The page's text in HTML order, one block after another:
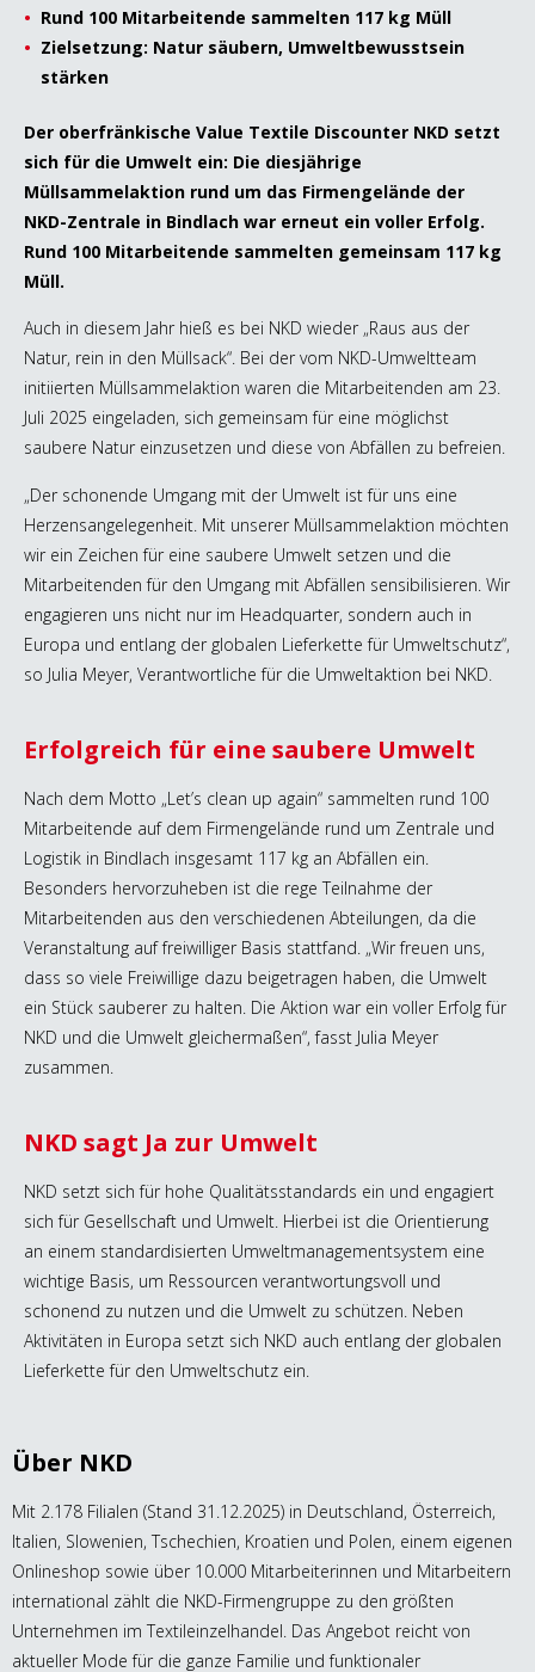
Rund 100 Mitarbeitende sammelten 117 kg Müll
Zielsetzung: Natur säubern, Umweltbewusstsein
stärken
Der oberfränkische Value Textile Discounter NKD setzt
sich für die Umwelt ein: Die diesjährige
Müllsammelaktion rund um das Firmengelände der
NKD-Zentrale in Bindlach war erneut ein voller Erfolg.
Rund 100 Mitarbeitende sammelten gemeinsam 117 kg
Müll.
Auch in diesem Jahr hieß es bei NKD wieder „Raus aus der
Natur, rein in den Müllsack“. Bei der vom NKD-Umweltteam
initiierten Müllsammelaktion waren die Mitarbeitenden am 23.
Juli 2025 eingeladen, sich gemeinsam für eine möglichst
saubere Natur einzusetzen und diese von Abfällen zu befreien.
„Der schonende Umgang mit der Umwelt ist für uns eine
Herzensangelegenheit. Mit unserer Müllsammelaktion möchten
wir ein Zeichen für eine saubere Umwelt setzen und die
Mitarbeitenden für den Umgang mit Abfällen sensibilisieren. Wir
engagieren uns nicht nur im Headquarter, sondern auch in
Europa und entlang der globalen Lieferkette für Umweltschutz“,
so Julia Meyer, Verantwortliche für die Umweltaktion bei NKD.
Erfolgreich für eine saubere Umwelt
Nach dem Motto „Let’s clean up again“ sammelten rund 100
Mitarbeitende auf dem Firmengelände rund um Zentrale und
Logistik in Bindlach insgesamt 117 kg an Abfällen ein.
Besonders hervorzuheben ist die rege Teilnahme der
Mitarbeitenden aus den verschiedenen Abteilungen, da die
Veranstaltung auf freiwilliger Basis stattfand. „Wir freuen uns,
dass so viele Freiwillige dazu beigetragen haben, die Umwelt
ein Stück sauberer zu halten. Die Aktion war ein voller Erfolg für
NKD und die Umwelt gleichermaßen“, fasst Julia Meyer
zusammen.
NKD sagt Ja zur Umwelt
NKD setzt sich für hohe Qualitätsstandards ein und engagiert
sich für Gesellschaft und Umwelt. Hierbei ist die Orientierung
an einem standardisierten Umweltmanagementsystem eine
wichtige Basis, um Ressourcen verantwortungsvoll und
schonend zu nutzen und die Umwelt zu schützen. Neben
Aktivitäten in Europa setzt sich NKD auch entlang der globalen
Lieferkette für den Umweltschutz ein.
Über NKD
Mit 2.178 Filialen (Stand 31.12.2025) in Deutschland, Österreich,
Italien, Slowenien, Tschechien, Kroatien und Polen, einem eigenen
Onlineshop sowie über 10.000 Mitarbeiterinnen und Mitarbeitern
international zählt die NKD-Firmengruppe zu den größten
Unternehmen im Textileinzelhandel. Das Angebot reicht von
aktueller Mode für die ganze Familie und funktionaler